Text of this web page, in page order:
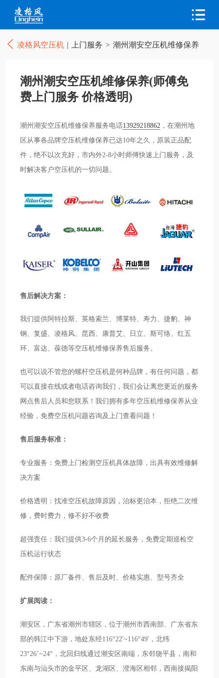
凌格风空压机 | 上门服务 > 潮州潮安空压机维修保养
潮州潮安空压机维修保养(师傅免
费上门服务 价格透明)
潮州潮安空压机维修保养服务电话13929218862 ，在潮州地
区从事各品牌空压机维修保养已达10年之久，原装正品配
件，绝不以次充好，市内外2-8小时师傅快速上门服务，及
时解决客户空压机的一切问题。
售后解决方案：
我们提供阿特拉斯、英格索兰、博莱特、寿力、捷豹、神
钢、复盛、凌格风、昆西、康普艾、日立、斯可络、红五
环、富达、葆德等空压机维修保养售后服务。
也可以说不管您的螺杆空压机是何种品牌，有任何问题，都
可以直接在线或者电话咨询我们，我们会让离您更近的服务
网点售后人员和您联系！我们拥有多年空压机维修保养从业
经验，免费空压机问题咨询及上门查看问题！
售后服务标准：
专业服务：免费上门检测空压机具体故障，出具有效维修解
决方案
价格透明：找准空压机故障原因，治标更治本，拒绝二次维
修，费时费力，修不好不收费
超强责任：我们提供3-6个月的延长服务，免费定期巡检空
压机运行状态
配件保障：原厂备件、售后及时、价格实惠、型号齐全
扩展阅读：
潮安区，广东省潮州市辖区，位于潮州市西南部、广东省东
部的韩江中下游，地处东经116°22'~116°49'，北纬
23°26’~24°，北回归线通过潮安区南端，东邻饶平县，南和
东南与汕头市的金平区、龙湖区、澄海区相邻，西南接揭阳